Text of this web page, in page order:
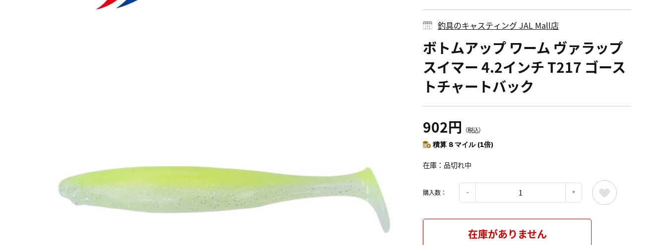
釣具のキャスティング JAL Mall店
ボトムアップ ワーム ヴァラップ
スイマー 4.2インチ T217 ゴース
トチャートバック
902円 （税込）
積算 8 マイル (1倍)
在庫 品切れ中
購入数：
在庫がありません